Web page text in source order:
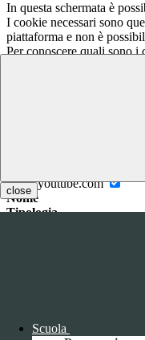
close
Scuola
In questa schermata è
I cookie necessari sono
piattaforma e non è
Per conoscere quali sono i
I cookie necessari per il
disabilitati. È possibile
www.youtube.com
Nome
Tipologia
traccia delle